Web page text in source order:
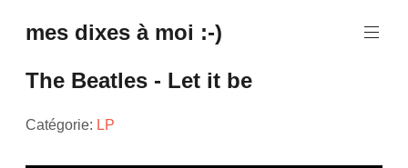
mes dixes à moi :-)
The Beatles - Let it be
Catégorie: LP